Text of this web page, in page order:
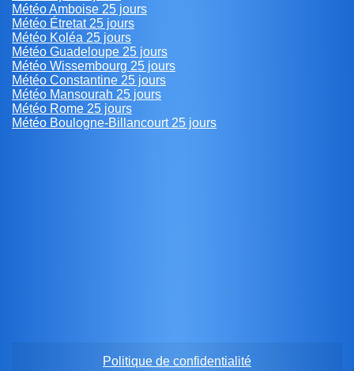
Météo Amboise 25 jours
Météo Étretat 25 jours
Météo Koléa 25 jours
Météo Guadeloupe 25 jours
Météo Wissembourg 25 jours
Météo Constantine 25 jours
Météo Mansourah 25 jours
Météo Rome 25 jours
Météo Boulogne-Billancourt 25 jours
Politique de confidentialité